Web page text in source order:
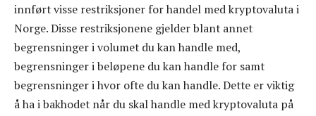
innført visse restriksjoner for handel med kryptovaluta i
Norge. Disse restriksjonene gjelder blant annet
begrensninger i volumet du kan handle med,
begrensninger i beløpene du kan handle for samt
begrensninger i hvor ofte du kan handle. Dette er viktig
å ha i bakhodet når du skal handle med kryptovaluta på